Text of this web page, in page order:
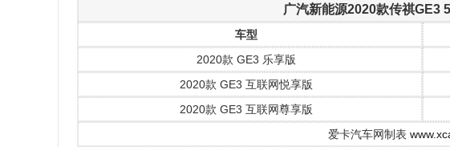
广汽新能源2020款传祺GE3
车型
2020款 GE3 乐享版
2020款 GE3 互联网悦享版
2020款 GE3 互联网尊享版
爱卡汽车网制表